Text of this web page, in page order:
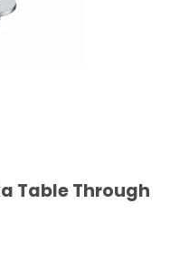
Table Through